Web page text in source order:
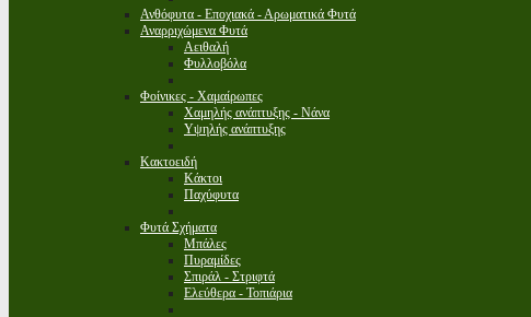
Ανθόφυτα - Εποχιακά - Αρωματικά Φυτά
Αναρριχώμενα Φυτά
Αειθαλή
Φυλλοβόλα
Φοίνικες - Χαμαίρωπες
Χαμηλής ανάπτυξης - Νάνα
Υψηλής ανάπτυξης
Κακτοειδή
Κάκτοι
Παχύφυτα
Φυτά Σχήματα
Μπάλες
Πυραμίδες
Σπιράλ - Στριφτά
Ελεύθερα - Τοπιάρια